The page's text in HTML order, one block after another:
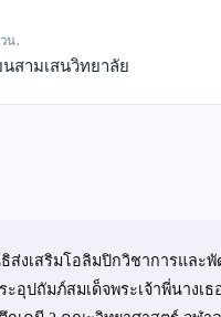
น.
นสามเสนวิทยาลัย
ส่งเสริมโอลิมปิกวิชาการและ
ะอุปถัมภ์สมเด็จพระเจ้าพี่นาง